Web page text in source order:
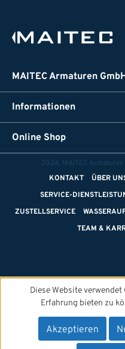
MAITEC Armaturen
Informationen
Online Shop
2024, MAITEC
KONTAKT
ÜBER
SERVICE-
ZUSTELLSERVICE
TEAM &
Diese Website
Erfahrung bieten zu
Akzeptieren